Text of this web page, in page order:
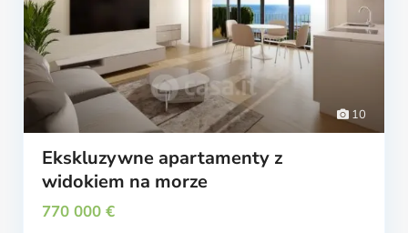
10
Ekskluzywne apartamenty z
widokiem na morze
770 000 €